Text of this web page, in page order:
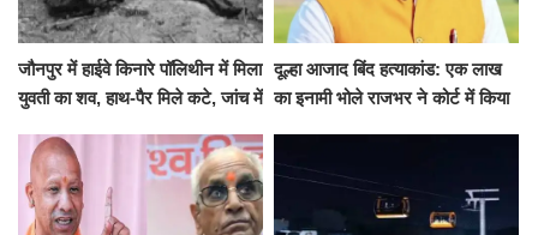
जौनपुर में हाईवे किनारे पॉलिथीन में मिला
युवती का शव, हाथ-पैर मिले कटे, जांच में
दूल्हा आजाद बिंद हत्याकांड: एक लाख
का इनामी भोले राजभर ने कोर्ट में किया